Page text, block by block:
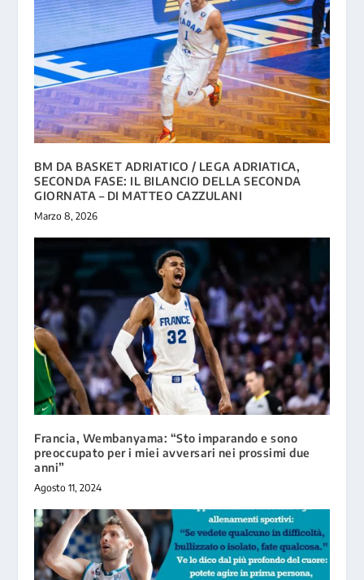
BM DA BASKET ADRIATICO / LEGA ADRIATICA,
SECONDA FASE: IL BILANCIO DELLA SECONDA
GIORNATA – DI MATTEO CAZZULANI
Marzo 8, 2026
Francia, Wembanyama: “Sto imparando e sono
preoccupato per i miei avversari nei prossimi due
anni”
Agosto 11, 2024